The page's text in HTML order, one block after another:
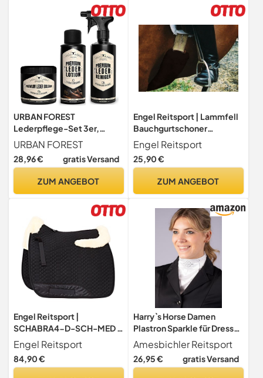
URBAN FOREST
Lederpflege-Set 3er,
Lederreiniger, Lederbalsam
& Lederlotion
URBAN FOREST
28,96 € gratis Versand
ZUM ANGEBOT
Engel Reitsport | Lammfell
Bauchgurtschoner
60x12cm Fell Mocca braun
(Bagu)
Engel Reitsport
25,90 €
ZUM ANGEBOT
Engel Reitsport |
SCHABRA4-D-SCH-MED |
Schabracke | Lammfell im
Sattelbereich - Half Lined |
Steppstoff | Fellkranz vorne
Engel Reitsport
84,90 €
Harry`s Horse Damen
Plastron Sparkle für Dressur
Reiten
Amesbichler Reitsport
26,95 € gratis Versand